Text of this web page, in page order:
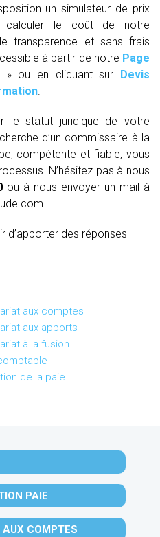
un simulateur de prix
calculer le coût de notre
transparence et sans frais
à partir de notre Page
» ou en cliquant sur Devis
.
le statut juridique de votre
d’un commissaire à la
compétente et fiable, vous
N’hésitez pas à nous
ou à nous envoyer un mail à
d’apporter des réponses
aux comptes
aux apports
à la fusion
de la paie
PAIE
COMPTES